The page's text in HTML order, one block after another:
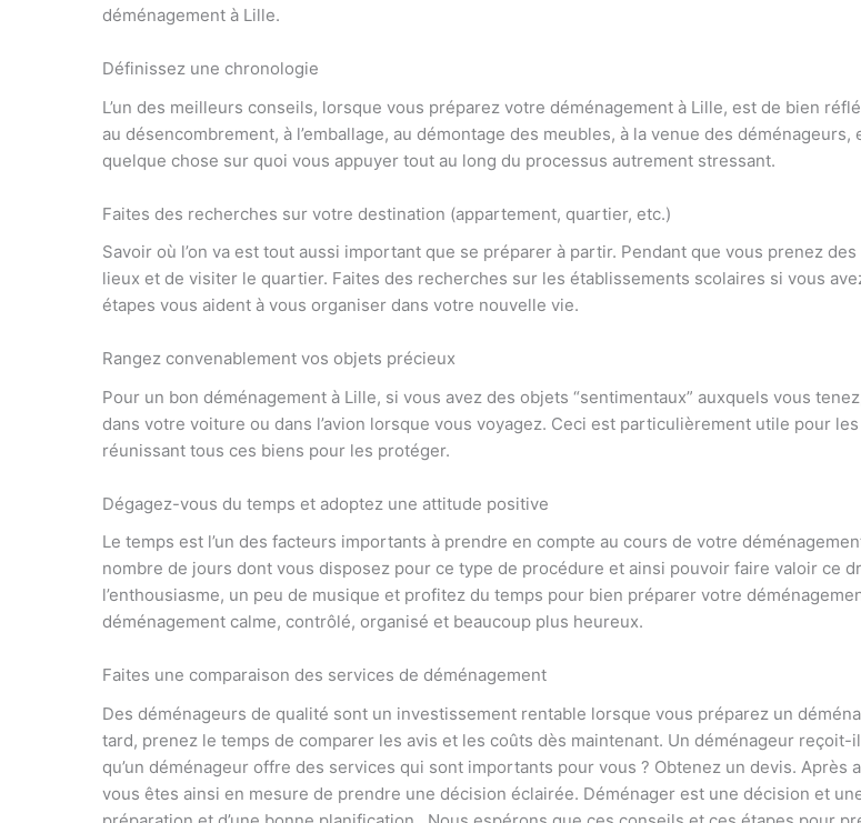
déménagement à Lille.
Définissez une chronologie
L’un des meilleurs conseils, lorsque vous préparez votre déménagement à Lille, est de bien
au désencombrement, à l’emballage, au démontage des meubles, à la venue des
quelque chose sur quoi vous appuyer tout au long du processus autrement stressant.
Faites des recherches sur votre destination (appartement, quartier, etc.)
Savoir où l’on va est tout aussi important que se préparer à partir. Pendant que vous prenez
lieux et de visiter le quartier. Faites des recherches sur les établissements scolaires si vous
étapes vous aident à vous organiser dans votre nouvelle vie.
Rangez convenablement vos objets précieux
Pour un bon déménagement à Lille, si vous avez des objets “sentimentaux” auxquels vous
dans votre voiture ou dans l’avion lorsque vous voyagez. Ceci est particulièrement utile pour
réunissant tous ces biens pour les protéger.
Dégagez-vous du temps et adoptez une attitude positive
Le temps est l’un des facteurs importants à prendre en compte au cours de votre
nombre de jours dont vous disposez pour ce type de procédure et ainsi pouvoir faire valoir ce
l’enthousiasme, un peu de musique et profitez du temps pour bien préparer votre
déménagement calme, contrôlé, organisé et beaucoup plus heureux.
Faites une comparaison des services de déménagement
Des déménageurs de qualité sont un investissement rentable lorsque vous préparez un
tard, prenez le temps de comparer les avis et les coûts dès maintenant. Un déménageur
qu’un déménageur offre des services qui sont importants pour vous ? Obtenez un devis.
vous êtes ainsi en mesure de prendre une décision éclairée. Déménager est une décision et